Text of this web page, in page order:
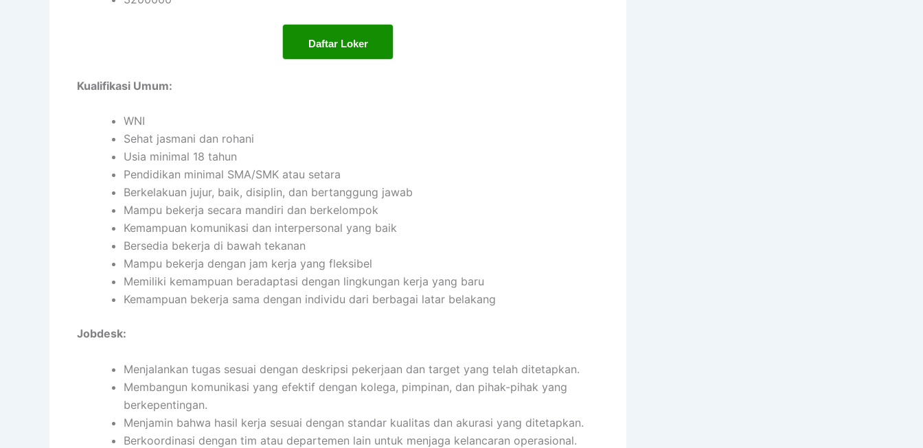
Daftar Loker
Kualifikasi Umum:
WNI
Sehat jasmani dan rohani
Usia minimal 18 tahun
Pendidikan minimal SMA/SMK atau setara
Berkelakuan jujur, baik, disiplin, dan bertanggung jawab
Mampu bekerja secara mandiri dan berkelompok
Kemampuan komunikasi dan interpersonal yang baik
Bersedia bekerja di bawah tekanan
Mampu bekerja dengan jam kerja yang fleksibel
Memiliki kemampuan beradaptasi dengan lingkungan kerja yang baru
Kemampuan bekerja sama dengan individu dari berbagai latar belakang
Jobdesk:
Menjalankan tugas sesuai dengan deskripsi pekerjaan dan target yang telah ditetapkan.
Membangun komunikasi yang efektif dengan kolega, pimpinan, dan pihak-pihak yang
berkepentingan.
Menjamin bahwa hasil kerja sesuai dengan standar kualitas dan akurasi yang ditetapkan.
Berkoordinasi dengan tim atau departemen lain untuk menjaga kelancaran operasional.